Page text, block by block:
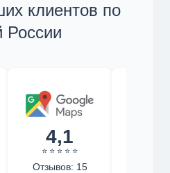
клиентов по
России
4,1
⭐ ⭐ ⭐ ⭐ ⭐
Отзывов: 15